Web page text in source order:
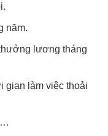
năm.
lương tháng
gian làm việc thoải